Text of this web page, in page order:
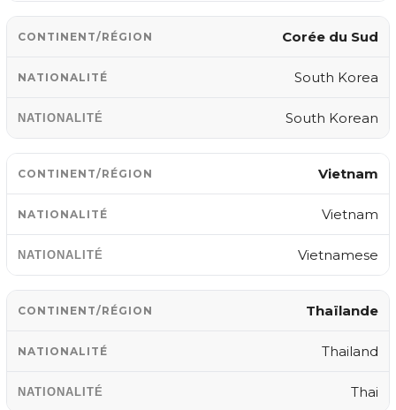
Corée du Sud
South Korea
South Korean
Vietnam
Vietnam
Vietnamese
Thaïlande
Thailand
Thai